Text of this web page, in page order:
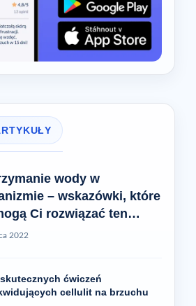
wody w
– wskazówki, które
Ci rozwiązać ten
2022
ćwiczeń
cellulit na brzuchu